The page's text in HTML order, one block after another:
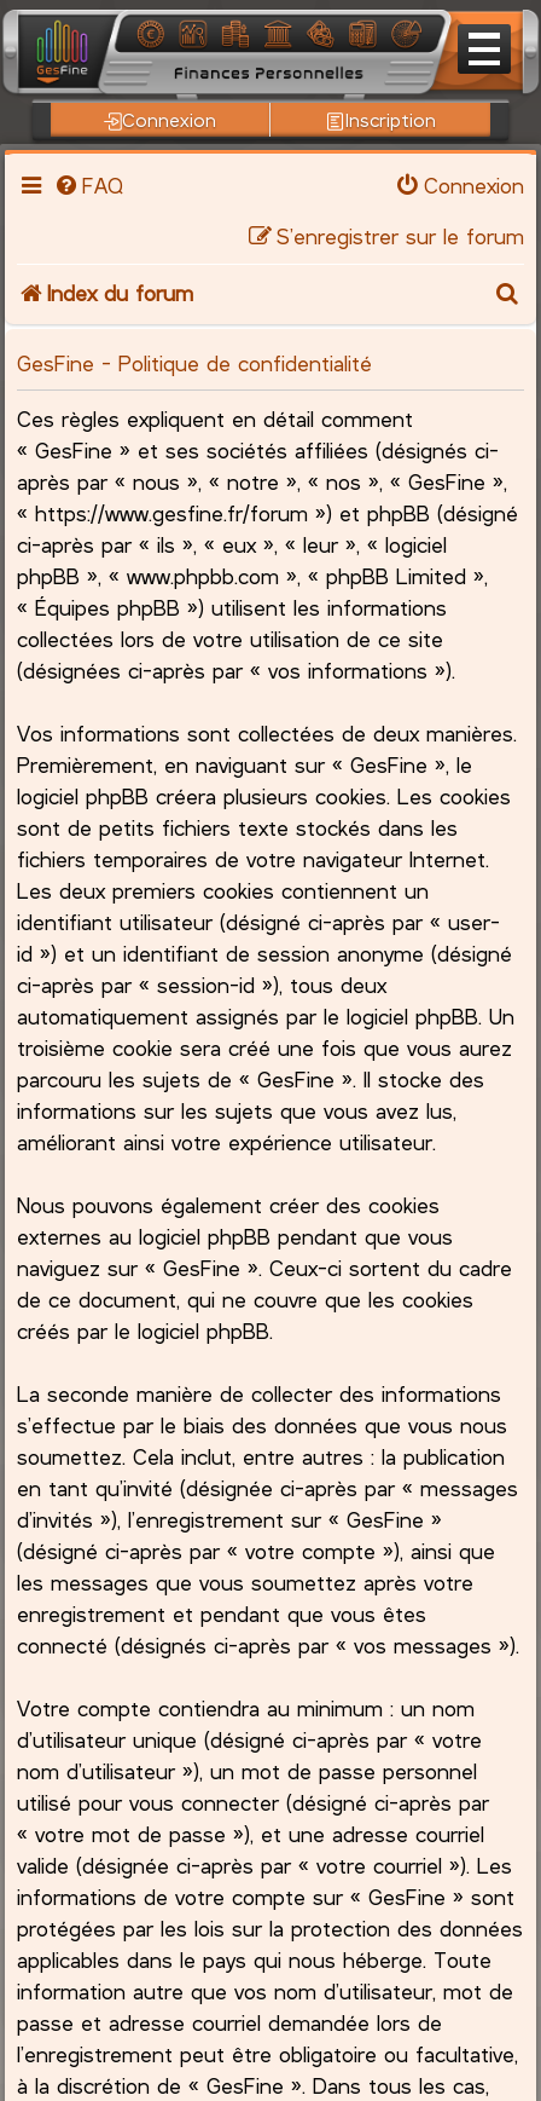
Connexion Inscription
FAQ
Connexion
S’enregistrer sur le forum
Index du forum
c
GesFine - Politique de confidentialité
Ces règles expliquent en détail comment
« GesFine » et ses sociétés affiliées (désignés ci-
après par « nous », « notre », « nos », « GesFine »,
« https://www.gesfine.fr/forum ») et phpBB (désigné
ci-après par « ils », « eux », « leur », « logiciel
phpBB », « www.phpbb.com », « phpBB Limited »,
« Équipes phpBB ») utilisent les informations
collectées lors de votre utilisation de ce site
(désignées ci-après par « vos informations »).
Vos informations sont collectées de deux manières.
Premièrement, en naviguant sur « GesFine », le
logiciel phpBB créera plusieurs cookies. Les cookies
sont de petits fichiers texte stockés dans les
fichiers temporaires de votre navigateur Internet.
Les deux premiers cookies contiennent un
identifiant utilisateur (désigné ci-après par « user-
id ») et un identifiant de session anonyme (désigné
ci-après par « session-id »), tous deux
automatiquement assignés par le logiciel phpBB. Un
troisième cookie sera créé une fois que vous aurez
parcouru les sujets de « GesFine ». Il stocke des
informations sur les sujets que vous avez lus,
améliorant ainsi votre expérience utilisateur.
Nous pouvons également créer des cookies
externes au logiciel phpBB pendant que vous
naviguez sur « GesFine ». Ceux-ci sortent du cadre
de ce document, qui ne couvre que les cookies
créés par le logiciel phpBB.
La seconde manière de collecter des informations
s’effectue par le biais des données que vous nous
soumettez. Cela inclut, entre autres : la publication
en tant qu’invité (désignée ci-après par « messages
d’invités »), l’enregistrement sur « GesFine »
(désigné ci-après par « votre compte »), ainsi que
les messages que vous soumettez après votre
enregistrement et pendant que vous êtes
connecté (désignés ci-après par « vos messages »).
Votre compte contiendra au minimum : un nom
d’utilisateur unique (désigné ci-après par « votre
nom d’utilisateur »), un mot de passe personnel
utilisé pour vous connecter (désigné ci-après par
« votre mot de passe »), et une adresse courriel
valide (désignée ci-après par « votre courriel »). Les
informations de votre compte sur « GesFine » sont
protégées par les lois sur la protection des données
applicables dans le pays qui nous héberge. Toute
information autre que vos nom d’utilisateur, mot de
passe et adresse courriel demandée lors de
l’enregistrement peut être obligatoire ou facultative,
à la discrétion de « GesFine ». Dans tous les cas,